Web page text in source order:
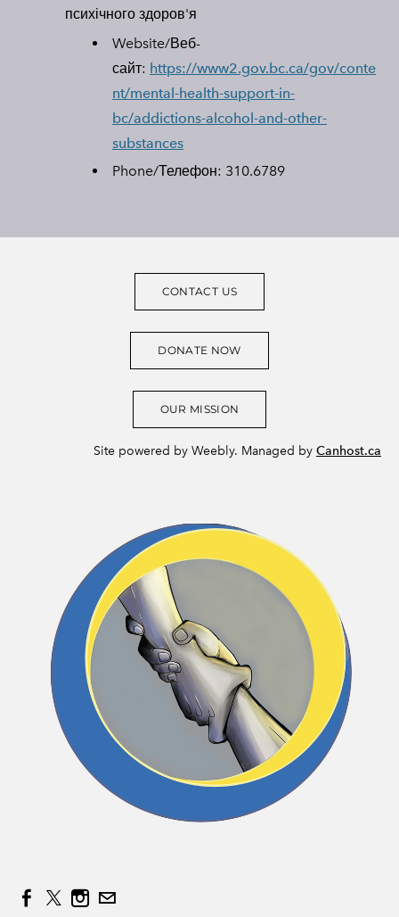
психічного здоров'я​
Website/Веб-
сайт: https://www2.gov.bc.ca/gov/conte
nt/mental-health-support-in-
bc/addictions-alcohol-and-other-
substances
Phone/Телефон: 310.6789
CONTACT US
DONATE NOW
OUR MISSION
Site powered by Weebly. Managed by Canhost.ca